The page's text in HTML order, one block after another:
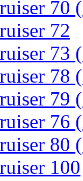
70
72
73
78
79
76
80
100